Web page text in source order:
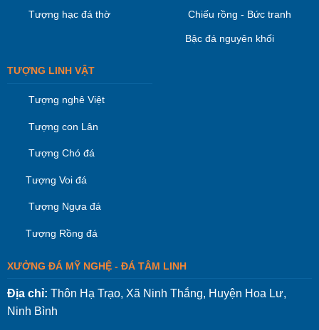
Tượng hạc đá thờ Chiếu rồng - Bức tranh
Bậc đá nguyên khối
TƯỢNG LINH VẬT
Tượng nghê Việt
Tượng con Lân
Tượng Chó đá
Tượng Voi đá
Tượng Ngựa đá
Tượng Rồng đá
XƯỞNG ĐÁ MỸ NGHỆ - ĐÁ TÂM LINH
Địa chỉ: Thôn Hạ Trạo, Xã Ninh Thắng, Huyện Hoa Lư,
Ninh Bình